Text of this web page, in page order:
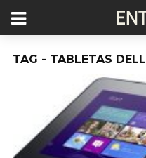
TAG - TABLETAS DELL